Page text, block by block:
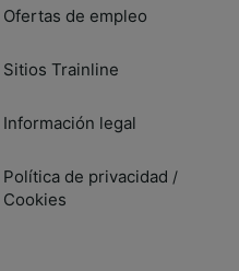
Ofertas de empleo
Sitios Trainline
Información legal
Política de privacidad /
Cookies